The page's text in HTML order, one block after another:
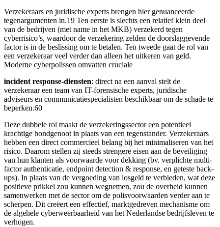
Verzekeraars en juridische experts brengen hier genuanceerde
tegenargumenten in.19 Ten eerste is slechts een relatief klein deel
van de bedrijven (met name in het MKB) verzekerd tegen
cyberrisico’s, waardoor de verzekering zelden de doorslaggevende
factor is in de beslissing om te betalen. Ten tweede gaat de rol van
een verzekeraar veel verder dan alleen het uitkeren van geld.
Moderne cyberpolissen omvatten cruciale
incident response-diensten: direct na een aanval stelt de
verzekeraar een team van IT-forensische experts, juridische
adviseurs en communicatiespecialisten beschikbaar om de schade te
beperken.60
Deze dubbele rol maakt de verzekeringssector een potentieel
krachtige bondgenoot in plaats van een tegenstander. Verzekeraars
hebben een direct commercieel belang bij het minimaliseren van het
risico. Daarom stellen zij steeds strengere eisen aan de beveiliging
van hun klanten als voorwaarde voor dekking (bv. verplichte multi-
factor authenticatie, endpoint detection & response, en geteste back-
ups). In plaats van de vergoeding van losgeld te verbieden, wat deze
positieve prikkel zou kunnen wegnemen, zou de overheid kunnen
samenwerken met de sector om de polisvoorwaarden verder aan te
scherpen. Dit creëert een effectief, marktgedreven mechanisme om
de algehele cyberweerbaarheid van het Nederlandse bedrijfsleven te
verhogen.